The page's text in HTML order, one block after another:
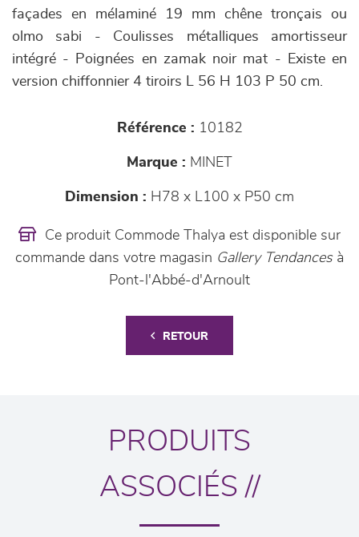
façades en mélaminé 19 mm chêne tronçais ou
olmo sabi - Coulisses métalliques amortisseur
intégré - Poignées en zamak noir mat - Existe en
version chiffonnier 4 tiroirs L 56 H 103 P 50 cm.
Référence : 10182
Marque : MINET
Dimension : H78 x L100 x P50 cm
Ce produit Commode Thalya est disponible sur
commande dans votre magasin Gallery Tendancesà
Pont-l'Abbé-d'Arnoult
RETOUR
PRODUITS
ASSOCIÉS //